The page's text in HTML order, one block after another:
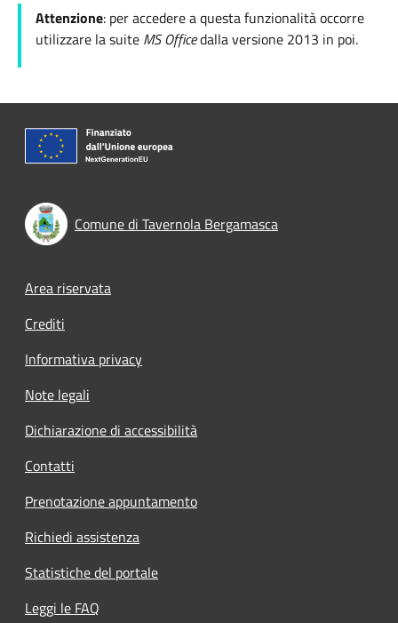
Attenzione: per accedere a questa funzionalità occorre
utilizzare la suite MS Officedalla versione 2013 in poi.
Comune di Tavernola Bergamasca
Footer menu
Area riservata
Crediti
Informativa privacy
Note legali
Dichiarazione di accessibilità
Contatti
Prenotazione appuntamento
Richiedi assistenza
Statistiche del portale
Leggi le FAQ